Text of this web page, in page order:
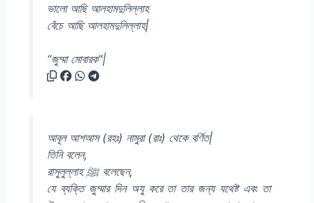
ভালো আছি আলহামদুলিল্লাহ
বেঁচে আছি আলহামদুলিল্লাহ|
“জুম্মা মোবারক”|
আবূল আশআস (রহঃ) নামুরা (রাঃ) থেকে বর্ণিত|
তিনি বলেন,
রাসুলুল্লাহ ﷺ বলেছেন,
যে ব্যক্তি জুম্মার দিন অযু করে তা তার জন্য যথেষ্ট এবং তা